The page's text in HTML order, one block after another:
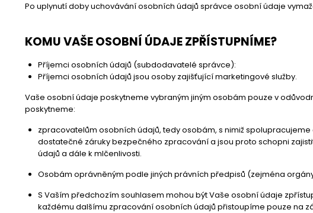
Po uplynutí doby uchovávání osobních údajů správce osobní údaje
KOMU VAŠE OSOBNÍ ÚDAJE ZPŘÍSTUPNÍME?
Příjemci osobních údajů (subdodavatelé správce):
Příjemci osobních údajů jsou osoby zajišťující marketingové služby.
Vaše osobní údaje poskytneme vybraným jiným osobám pouze v
poskytneme:
zpracovatelům osobních údajů, tedy osobám, s nimiž
dostatečné záruky bezpečného zpracování a jsou proto schopni
údajů a dále k mlčenlivosti.
Osobám oprávněným podle jiných právních předpisů (zejména
S Vaším předchozím souhlasem mohou být Vaše osobní údaje
každému dalšímu zpracování osobních údajů přistoupíme pouze na